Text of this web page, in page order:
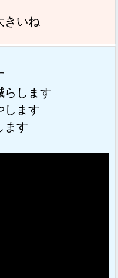
きいね
らします
します
ます